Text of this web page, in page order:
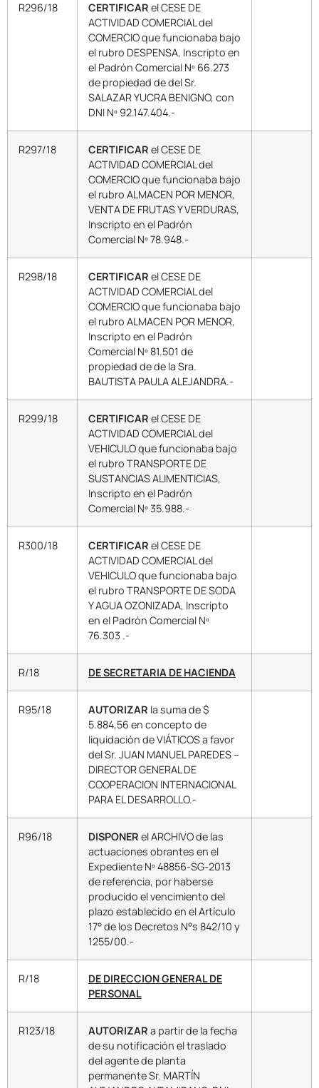
R296/18 CERTIFICAR el CESE DE
ACTIVIDAD COMERCIAL del
COMERCIO que funcionaba bajo
el rubro DESPENSA, Inscripto en
el Padrón Comercial Nº 66.273
de propiedad de del Sr.
SALAZAR YUCRA BENIGNO, con
DNI Nº 92.147.404.-
R297/18 CERTIFICAR el CESE DE
ACTIVIDAD COMERCIAL del
COMERCIO que funcionaba bajo
el rubro ALMACEN POR MENOR,
VENTA DE FRUTAS Y VERDURAS,
Inscripto en el Padrón
Comercial Nº 78.948.-
R298/18 CERTIFICAR el CESE DE
ACTIVIDAD COMERCIAL del
COMERCIO que funcionaba bajo
el rubro ALMACEN POR MENOR,
Inscripto en el Padrón
Comercial Nº 81.501 de
propiedad de de la Sra.
BAUTISTA PAULA ALEJANDRA.-
R299/18 CERTIFICAR el CESE DE
ACTIVIDAD COMERCIAL del
VEHICULO que funcionaba bajo
el rubro TRANSPORTE DE
SUSTANCIAS ALIMENTICIAS,
Inscripto en el Padrón
Comercial Nº 35.988.-
R300/18 CERTIFICAR el CESE DE
ACTIVIDAD COMERCIAL del
VEHICULO que funcionaba bajo
el rubro TRANSPORTE DE SODA
Y AGUA OZONIZADA, Inscripto
en el Padrón Comercial Nº
76.303 .-
R/18 DE SECRETARIA DE HACIENDA
R95/18 AUTORIZAR la suma de $
5.884,56 en concepto de
liquidación de VIÁTICOS a favor
del Sr. JUAN MANUEL PAREDES –
DIRECTOR GENERAL DE
COOPERACION INTERNACIONAL
PARA EL DESARROLLO.-
R96/18 DISPONER el ARCHIVO de las
actuaciones obrantes en el
Expediente Nº 48856-SG-2013
de referencia, por haberse
producido el vencimiento del
plazo establecido en el Artículo
17° de los Decretos N°s 842/10 y
1255/00.-
R/18
DE DIRECCION GENERAL DE
PERSONAL
R123/18 AUTORIZAR a partir de la fecha
de su notificación el traslado
del agente de planta
permanente Sr. MARTÍN